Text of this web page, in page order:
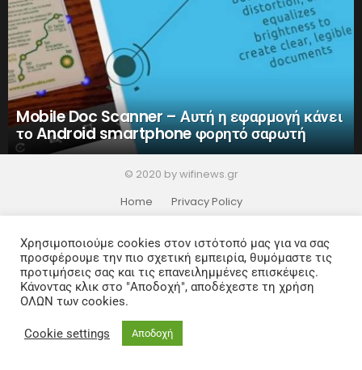
Mobile Doc Scanner – Αυτή η εφαρμογή κάνει
το Android smartphone φορητό σαρωτή
© 2020 by wifinews.gr
Home
Privacy Policy
Χρησιμοποιούμε cookies στον ιστότοπό μας για να σας
προσφέρουμε την πιο σχετική εμπειρία, θυμόμαστε τις
προτιμήσεις σας και τις επανειλημμένες επισκέψεις.
Κάνοντας κλικ στο "Αποδοχή", αποδέχεστε τη χρήση
ΟΛΩΝ των cookies.
Cookie settings Αποδοχή